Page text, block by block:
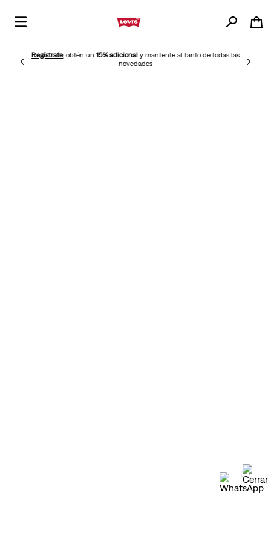
Regístrate, obtén un15% adicionaly mantente al tanto de todas las
novedades